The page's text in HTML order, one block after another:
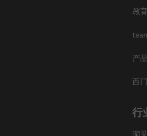
教
产
西
行
洞